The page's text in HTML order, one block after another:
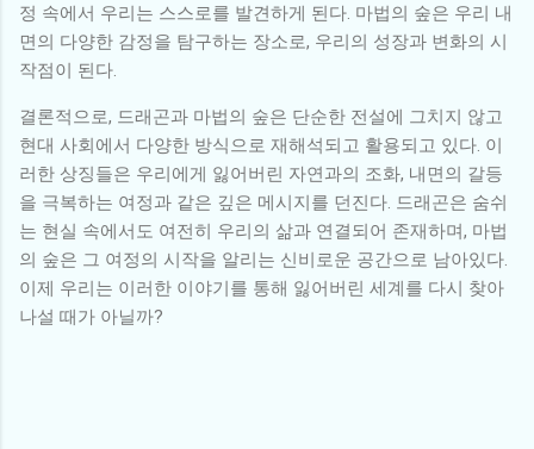
정 속에서 우리는 스스로를 발견하게 된다. 마법의 숲은 우리 내
면의 다양한 감정을 탐구하는 장소로, 우리의 성장과 변화의 시
작점이 된다.
결론적으로, 드래곤과 마법의 숲은 단순한 전설에 그치지 않고
현대 사회에서 다양한 방식으로 재해석되고 활용되고 있다. 이
러한 상징들은 우리에게 잃어버린 자연과의 조화, 내면의 갈등
을 극복하는 여정과 같은 깊은 메시지를 던진다. 드래곤은 숨쉬
는 현실 속에서도 여전히 우리의 삶과 연결되어 존재하며, 마법
의 숲은 그 여정의 시작을 알리는 신비로운 공간으로 남아있다.
이제 우리는 이러한 이야기를 통해 잃어버린 세계를 다시 찾아
나설 때가 아닐까?